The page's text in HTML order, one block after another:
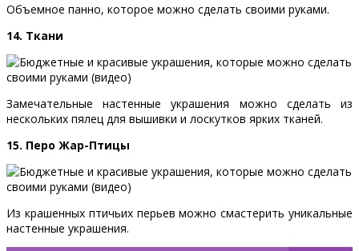
Объемное панно, которое можно сделать своими руками.
14. Ткани
Замечательные настенные украшения можно сделать из
нескольких пялец для вышивки и лоскутков ярких тканей.
15. Перо Жар-Птицы
Из крашенных птичьих перьев можно смастерить уникальные
настенные украшения.